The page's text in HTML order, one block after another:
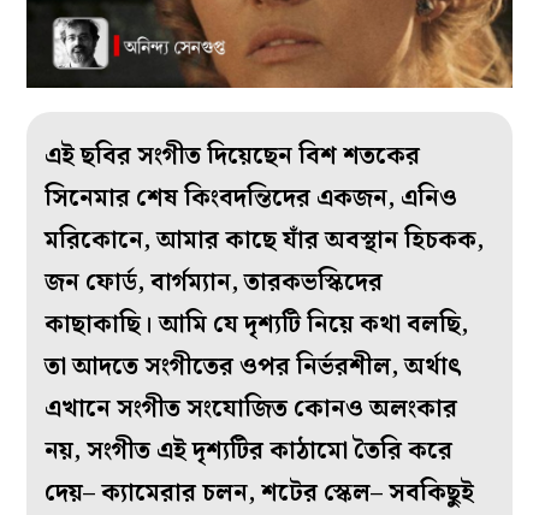
এই ছবির সংগীত দিয়েছেন বিশ শতকের
সিনেমার শেষ কিংবদন্তিদের একজন, এনিও
মরিকোনে, আমার কাছে যাঁর অবস্থান হিচকক,
জন ফোর্ড, বার্গম্যান, তারকভস্কিদের
কাছাকাছি। আমি যে দৃশ্যটি নিয়ে কথা বলছি,
তা আদতে সংগীতের ওপর নির্ভরশীল, অর্থাৎ
এখানে সংগীত সংযোজিত কোনও অলংকার
নয়, সংগীত এই দৃশ্যটির কাঠামো তৈরি করে
দেয়– ক্যামেরার চলন, শটের স্কেল– সবকিছুই